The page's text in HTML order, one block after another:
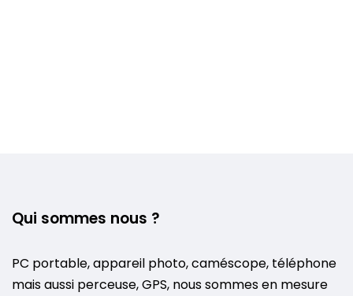
Qui sommes nous ?
PC portable, appareil photo, caméscope, téléphone
mais aussi perceuse, GPS, nous sommes en mesure